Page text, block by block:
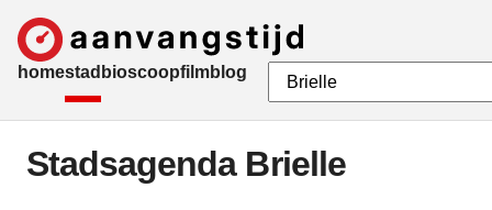
homestad bioscoopfilmblog
Stadsagenda Brielle